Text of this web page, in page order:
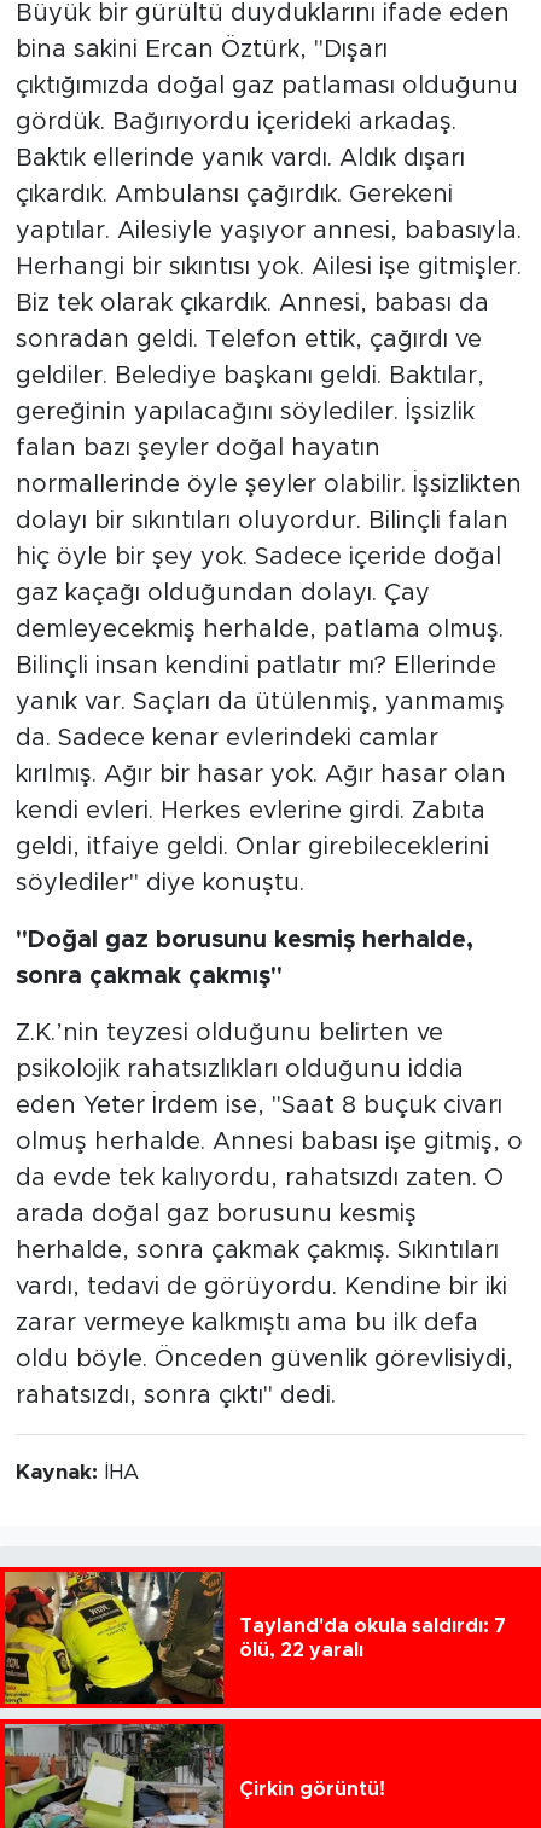
Büyük bir gürültü duyduklarını ifade eden
bina sakini Ercan Öztürk, "Dışarı
çıktığımızda doğal gaz patlaması olduğunu
gördük. Bağırıyordu içerideki arkadaş.
Baktık ellerinde yanık vardı. Aldık dışarı
çıkardık. Ambulansı çağırdık. Gerekeni
yaptılar. Ailesiyle yaşıyor annesi, babasıyla.
Herhangi bir sıkıntısı yok. Ailesi işe gitmişler.
Biz tek olarak çıkardık. Annesi, babası da
sonradan geldi. Telefon ettik, çağırdı ve
geldiler. Belediye başkanı geldi. Baktılar,
gereğinin yapılacağını söylediler. İşsizlik
falan bazı şeyler doğal hayatın
normallerinde öyle şeyler olabilir. İşsizlikten
dolayı bir sıkıntıları oluyordur. Bilinçli falan
hiç öyle bir şey yok. Sadece içeride doğal
gaz kaçağı olduğundan dolayı. Çay
demleyecekmiş herhalde, patlama olmuş.
Bilinçli insan kendini patlatır mı? Ellerinde
yanık var. Saçları da ütülenmiş, yanmamış
da. Sadece kenar evlerindeki camlar
kırılmış. Ağır bir hasar yok. Ağır hasar olan
kendi evleri. Herkes evlerine girdi. Zabıta
geldi, itfaiye geldi. Onlar girebileceklerini
söylediler" diye konuştu.
"Doğal gaz borusunu kesmiş herhalde,
sonra çakmak çakmış"
Z.K.’nin teyzesi olduğunu belirten ve
psikolojik rahatsızlıkları olduğunu iddia
eden Yeter İrdem ise, "Saat 8 buçuk civarı
olmuş herhalde. Annesi babası işe gitmiş, o
da evde tek kalıyordu, rahatsızdı zaten. O
arada doğal gaz borusunu kesmiş
herhalde, sonra çakmak çakmış. Sıkıntıları
vardı, tedavi de görüyordu. Kendine bir iki
zarar vermeye kalkmıştı ama bu ilk defa
oldu böyle. Önceden güvenlik görevlisiydi,
rahatsızdı, sonra çıktı" dedi.
Kaynak: İHA
Tayland'da okula saldırdı: 7
ölü, 22 yaralı
Çirkin görüntü!